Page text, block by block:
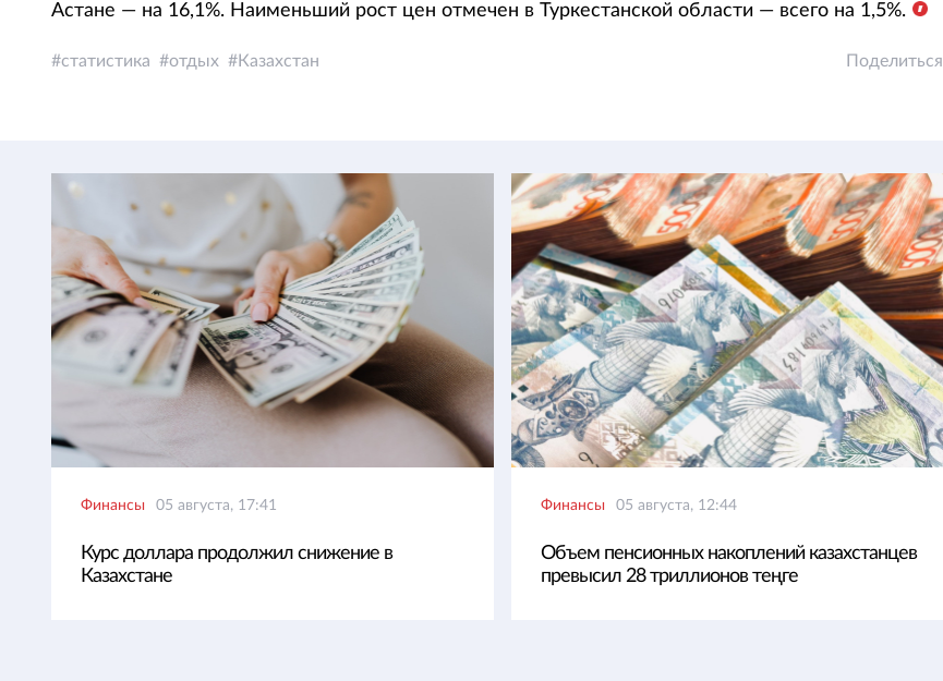
Астане — на 16,1%. Наименьший рост цен отмечен в Туркестанской области — всего на 1,5%.
статистика отдых Казахстан Поделиться
Финансы 05 августа, 17:41
Курс доллара продолжил снижение в
Казахстане
Финансы 05 августа, 12:44
Объем пенсионных накоплений казахстанцев
превысил 28 триллионов теңге